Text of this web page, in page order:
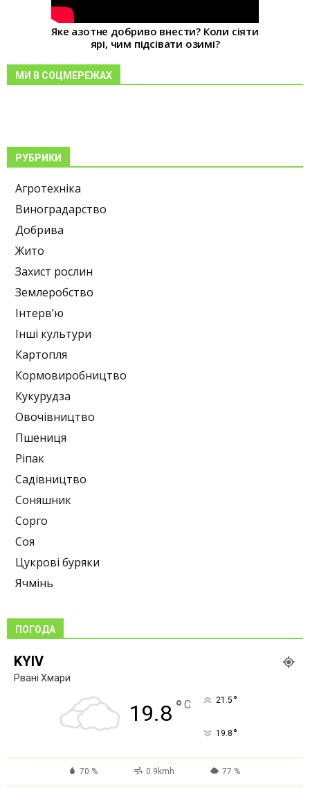
Яке азотне добриво внести? Коли сіяти
ярі, чим підсівати озимі?
МИ В СОЦМЕРЕЖАХ
РУБРИКИ
Агротехніка
Виноградарство
Добрива
Жито
Захист рослин
Землеробство
Інтерв’ю
Інші культури
Картопля
Кормовиробництво
Кукурудза
Овочівництво
Пшениця
Ріпак
Садівництво
Соняшник
Сорго
Соя
Цукрові буряки
Ячмінь
ПОГОДА
KYIV
Рвані Хмари
19.8 ° C 21.5 °
19.8 °
70 % 0.9kmh 77 %